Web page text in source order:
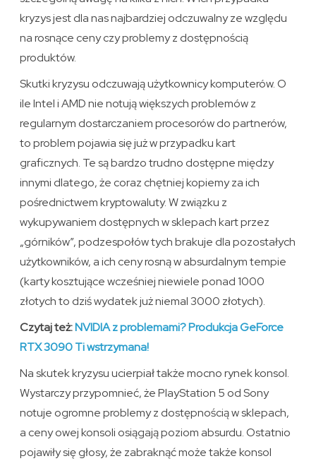
kryzys jest dla nas najbardziej odczuwalny ze względu
na rosnące ceny czy problemy z dostępnością
produktów.
Skutki kryzysu odczuwają użytkownicy komputerów. O
ile Intel i AMD nie notują większych problemów z
regularnym dostarczaniem procesorów do partnerów,
to problem pojawia się już w przypadku kart
graficznych. Te są bardzo trudno dostępne między
innymi dlatego, że coraz chętniej kopiemy za ich
pośrednictwem kryptowaluty. W związku z
wykupywaniem dostępnych w sklepach kart przez
„górników”, podzespołów tych brakuje dla pozostałych
użytkowników, a ich ceny rosną w absurdalnym tempie
(karty kosztujące wcześniej niewiele ponad 1000
złotych to dziś wydatek już niemal 3000 złotych).
Czytaj też:NVIDIA z problemami? Produkcja GeForce
RTX 3090 Ti wstrzymana!
Na skutek kryzysu ucierpiał także mocno rynek konsol.
Wystarczy przypomnieć, że PlayStation 5 od Sony
notuje ogromne problemy z dostępnością w sklepach,
a ceny owej konsoli osiągają poziom absurdu. Ostatnio
pojawiły się głosy, że zabraknąć może także konsol